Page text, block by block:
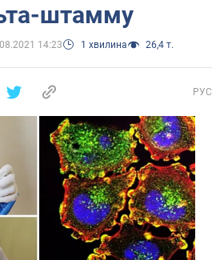
штамму
14:23 1 хвилина 26,4 т.
РУС